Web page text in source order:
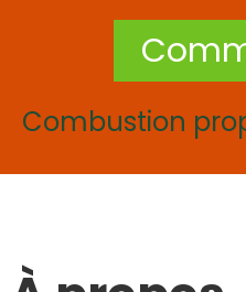
Combustion